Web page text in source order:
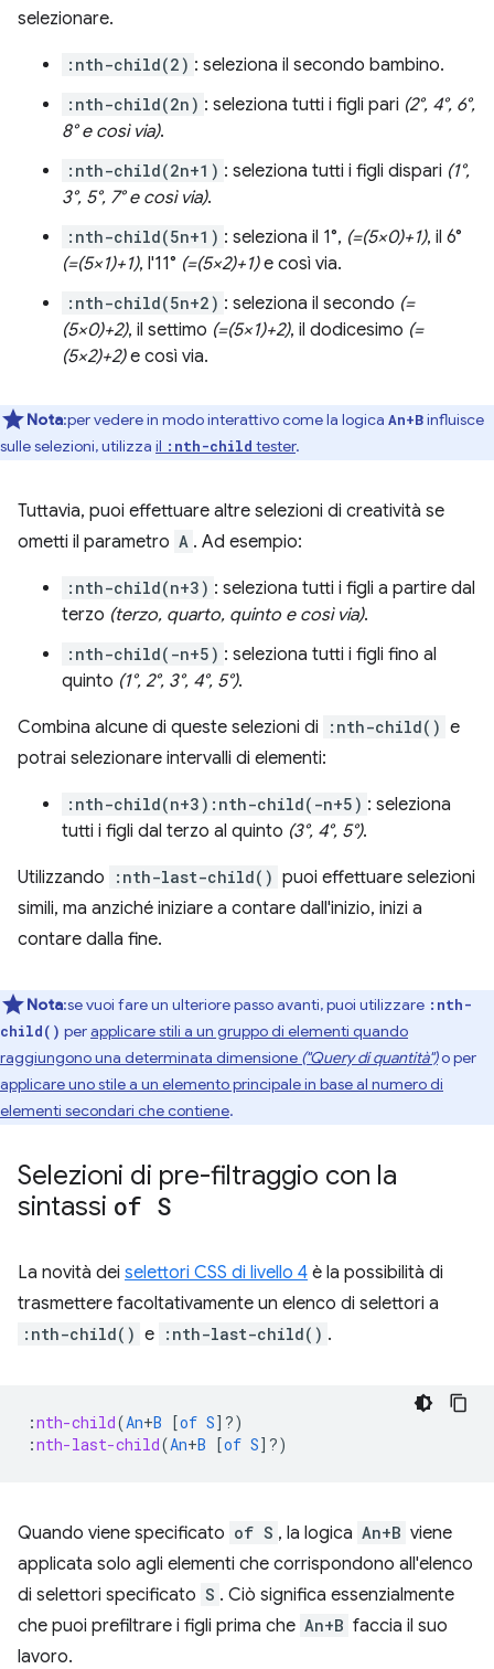
selezionare.
:nth-child(2) : seleziona il secondo bambino.
:nth-child(2n) : seleziona tutti i figli pari (2°, 4°, 6°,
8° e così via).
:nth-child(2n+1) : seleziona tutti i figli dispari (1°,
3°, 5°, 7° e così via).
:nth-child(5n+1) : seleziona il 1°, (=(5×0)+1), il 6°
(=(5×1)+1), l'11° (=(5×2)+1)e così via.
:nth-child(5n+2) : seleziona il secondo (=
(5×0)+2), il settimo (=(5×1)+2), il dodicesimo (=
(5×2)+2)e così via.
Nota:per vedere in modo interattivo come la logica An+Binfluisce
sulle selezioni, utilizza il :nth-child tester.
Tuttavia, puoi effettuare altre selezioni di creatività se
ometti il parametro A . Ad esempio:
:nth-child(n+3) : seleziona tutti i figli a partire dal
terzo (terzo, quarto, quinto e così via).
:nth-child(-n+5) : seleziona tutti i figli fino al
quinto (1°, 2°, 3°, 4°, 5°).
Combina alcune di queste selezioni di :nth-child() e
potrai selezionare intervalli di elementi:
:nth-child(n+3):nth-child(-n+5) : seleziona
tutti i figli dal terzo al quinto (3°, 4°, 5°).
Utilizzando :nth-last-child() puoi effettuare selezioni
simili, ma anziché iniziare a contare dall'inizio, inizi a
contare dalla fine.
Nota:se vuoi fare un ulteriore passo avanti, puoi utilizzare :nth-
child() perapplicare stili a un gruppo di elementi quando
raggiungono una determinata dimensione ("Query di quantità")o per
applicare uno stile a un elemento principale in base al numero di
elementi secondari che contiene.
Selezioni di pre-filtraggio con la
sintassi of S
La novità dei selettori CSS di livello 4 è la possibilità di
trasmettere facoltativamente un elenco di selettori a
:nth-child() e :nth-last-child() .
:nth-child(An+B [of S]?)
:nth-last-child(An+B [of S]?)
Quando viene specificato of S , la logica An+B viene
applicata solo agli elementi che corrispondono all'elenco
di selettori specificato S . Ciò significa essenzialmente
che puoi prefiltrare i figli prima che An+B faccia il suo
lavoro.